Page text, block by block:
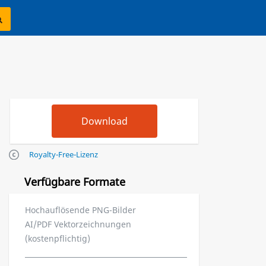
Royalty-Free-Lizenz
Verfügbare Formate
Hochauflösende PNG-Bilder
AI/PDF Vektorzeichnungen
(kostenpflichtig)